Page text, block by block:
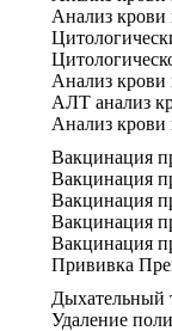
Анализ
Анализ крови
АЛТ анализ
Анализ
Вакцинация
Вакцинация
Вакцинация
Вакцинация
Вакцинация
Прививка
Дыхательный
Удаление